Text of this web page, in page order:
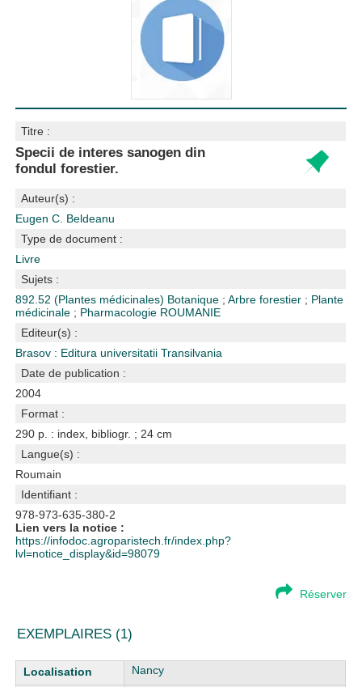
Titre :
Specii de interes sanogen din
fondul forestier.
Auteur(s) :
Eugen C. Beldeanu
Type de document :
Livre
Sujets :
892.52 (Plantes médicinales) Botanique ;Arbre forestier ; Plante
médicinale ; Pharmacologie ROUMANIE
Editeur(s) :
Brasov : Editura universitatii Transilvania
Date de publication :
2004
Format :
290 p. : index, bibliogr. ; 24 cm
Langue(s) :
Roumain
Identifiant :
978-973-635-380-2
Lien vers la notice :
https://infodoc.agroparistech.fr/index.php?
lvl=notice_display&id=98079
Réserver
EXEMPLAIRES (1)
Liste des exemplaires
Nancy